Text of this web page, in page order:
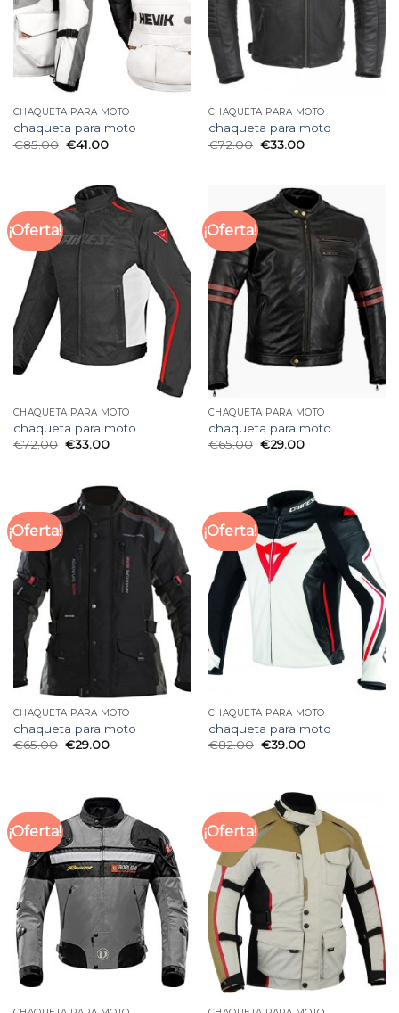
CHAQUETA PARA MOTO
chaqueta para moto
€85.00 €41.00
CHAQUETA PARA MOTO
chaqueta para moto
€72.00 €33.00
¡Oferta!
CHAQUETA PARA MOTO
chaqueta para moto
€72.00 €33.00
¡Oferta!
CHAQUETA PARA MOTO
chaqueta para moto
€65.00 €29.00
¡Oferta!
CHAQUETA PARA MOTO
chaqueta para moto
€65.00 €29.00
¡Oferta!
CHAQUETA PARA MOTO
chaqueta para moto
€82.00 €39.00
¡Oferta! ¡Oferta!